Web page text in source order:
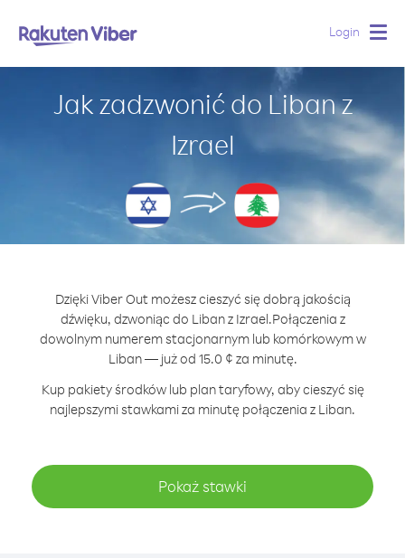
Login
Jak zadzwonić do Liban z
Izrael
Dzięki Viber Out możesz cieszyć się dobrą jakością
dźwięku, dzwoniąc do Liban z Izrael.Połączenia z
dowolnym numerem stacjonarnym lub komórkowym w
Liban — już od 15.0 ¢ za minutę.
Kup pakiety środków lub plan taryfowy, aby cieszyć się
najlepszymi stawkami za minutę połączenia z Liban.
Pokaż stawki